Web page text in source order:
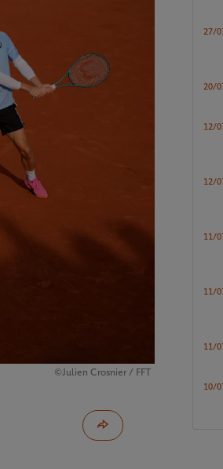
©Julien Crosnier / FFT
27/
20/
12/
12/
11/
11/
11/
10/